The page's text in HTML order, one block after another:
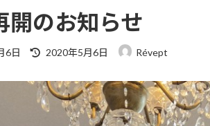
開のお知らせ
6日
最
新
日
2020年5月6日 Révept